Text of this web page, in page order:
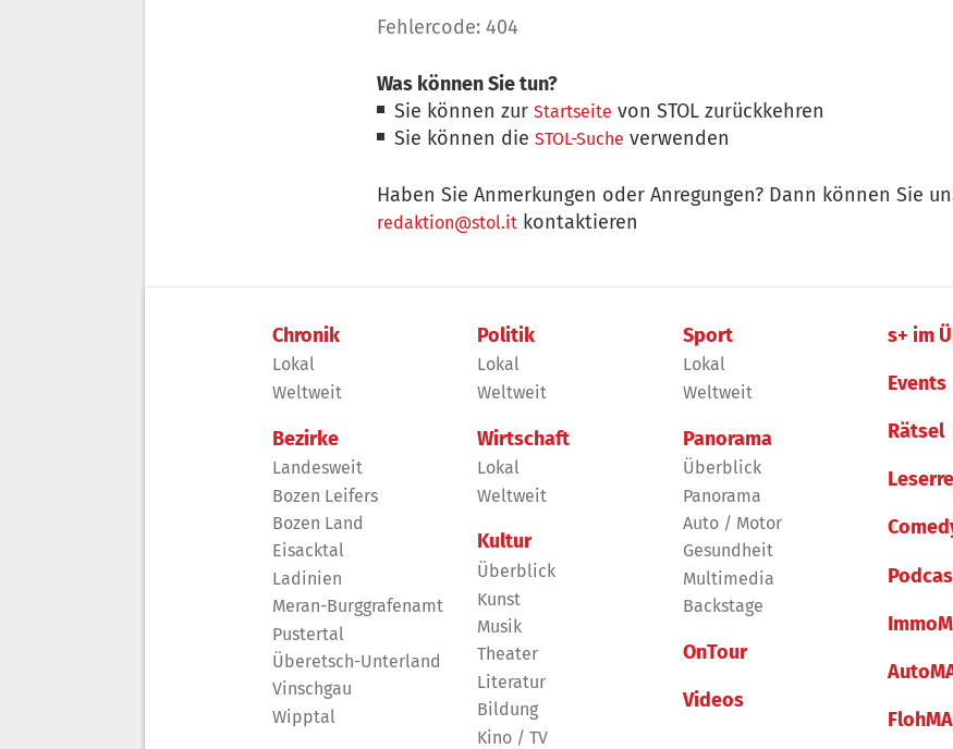
Fehlercode: 404
Was können Sie tun?
Sie können zurStartseite von STOL zurückkehren
Sie können dieSTOL-Suche verwenden
Haben Sie Anmerkungen oder Anregungen? Dann können Sie
redaktion@stol.it kontaktieren
Chronik
Lokal
Weltweit
Bezirke
Landesweit
Bozen Leifers
Bozen Land
Eisacktal
Ladinien
Meran-Burggrafenamt
Pustertal
Überetsch-Unterland
Vinschgau
Wipptal
Politik
Lokal
Weltweit
Wirtschaft
Lokal
Weltweit
Kultur
Überblick
Kunst
Musik
Theater
Literatur
Bildung
Kino / TV
Sport
Lokal
Weltweit
Panorama
Überblick
Panorama
Auto / Motor
Gesundheit
Multimedia
Backstage
OnTour
Videos
s+ im
Events
Rätsel